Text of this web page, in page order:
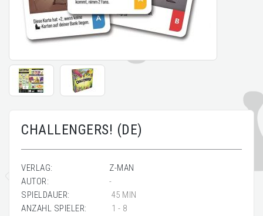
CHALLENGERS! (DE)
VERLAG:
Z-MAN
AUTOR:
-
SPIELDAUER:
45 MIN
ANZAHL SPIELER:
1 - 8